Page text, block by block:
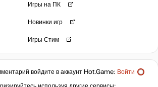
Игры на ПК
Новинки игр
Игры Стим
войдите в аккаунт Hot.Game: Войти